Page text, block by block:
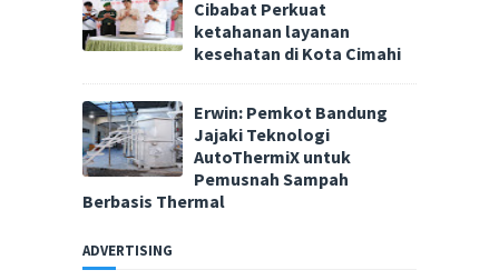
Cibabat Perkuat
ketahanan layanan
kesehatan di Kota Cimahi
Erwin: Pemkot Bandung
Jajaki Teknologi
AutoThermiX untuk
Pemusnah Sampah
Berbasis Thermal
ADVERTISING